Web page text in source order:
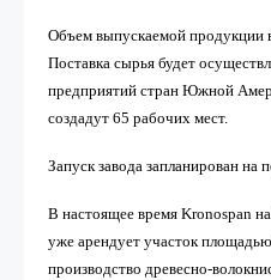
Объем выпускаемой продукции
Поставка сырья будет
предприятий стран Южной
создадут 65 рабочих мест.
Запуск завода запланирован на
В настоящее время Kronospan
уже арендует участок площадью
производство древесно-